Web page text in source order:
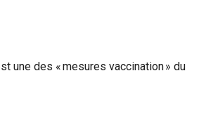
une des « mesures vaccination » du